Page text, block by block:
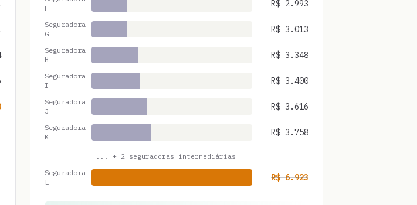
F
R$ 2.993
Seguradora
G
R$ 3.013
Seguradora
H
R$ 3.348
Seguradora
I
R$ 3.400
Seguradora
J
R$ 3.616
Seguradora
K
R$ 3.758
... + 2 seguradoras intermediárias
Seguradora
L
R$6.923